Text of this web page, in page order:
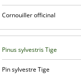
Cornouiller officinal
Pinus sylvestris Tige
Pin sylvestre Tige